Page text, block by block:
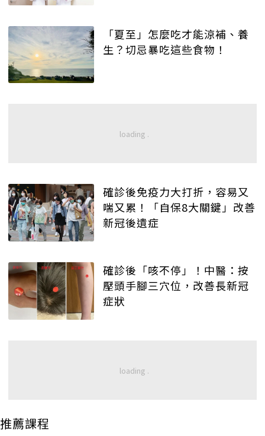
「夏至」怎麼吃才能涼補、養
生？切忌暴吃這些食物！
確診後免疫力大打折，容易又
喘又累！「自保8大關鍵」改善
新冠後遺症
確診後「咳不停」！中醫：按
壓頭手腳三穴位，改善長新冠
症狀
推薦課程